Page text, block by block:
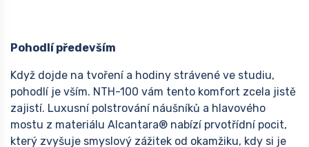
Pohodlí především
Když dojde na tvoření a hodiny strávené ve studiu,
pohodlí je vším. NTH-100 vám tento komfort zcela jistě
zajistí. Luxusní polstrování náušníků a hlavového
mostu z materiálu Alcantara® nabízí prvotřídní pocit,
který zvyšuje smyslový zážitek od okamžiku, kdy si je